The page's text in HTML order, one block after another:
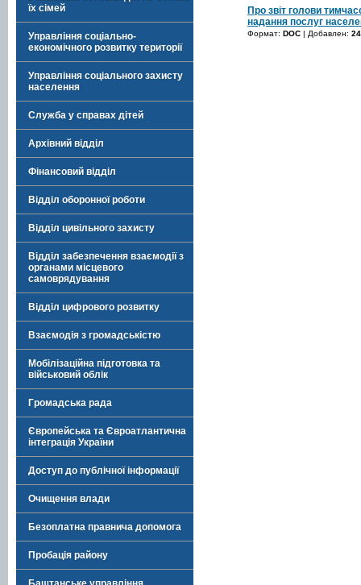
їх сімей
Управління соціально-
економічного розвитку території
Управління соціального захисту
населення
Служба у справах дітей
Архівний відділ
Фінансовий відділ
Відділ оборонної роботи
Відділ цивільного захисту
Відділ забезпечення взаємодії з
органами місцевого
самоврядування
Відділ цифрового розвитку
Взаємодія з громадськістю
Мобілізаційна підготовка та
військовий облік
Громадська рада
Європейська та Євроатлантична
інтеграція України
Доступ до публічної інформації
Очищення влади
Безоплатна правнича допомога
Пробація району
Про звіт голови
надання послуг
Формат: DOC | Добавлен: